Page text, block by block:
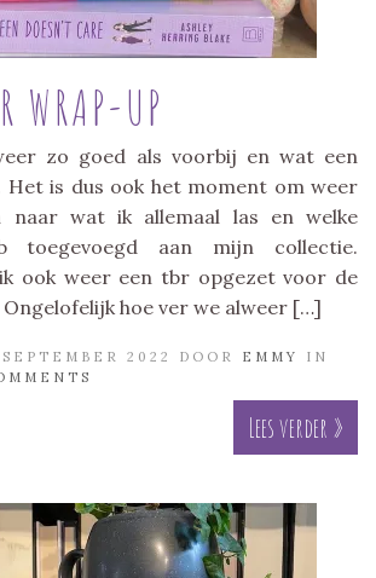
WRAP-UP
zo goed als voorbij en wat een
Het is dus ook het moment om weer
naar wat ik allemaal las en welke
toegevoegd aan mijn collectie.
ook weer een tbr opgezet voor de
hoe ver we alweer […]
2022 DOOR EMMY
IN
Lees verder »